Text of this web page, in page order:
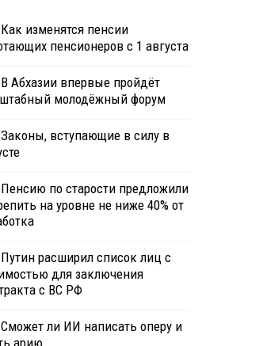
Как изменятся пенсии
пенсионеров с 1 августа
В Абхазии впервые пройдёт
молодёжный форум
Законы, вступающие в силу в
Пенсию по старости предложили
на уровне не ниже 40% от
Путин расширил список лиц с
для заключения
с ВС РФ
Сможет ли ИИ написать оперу и